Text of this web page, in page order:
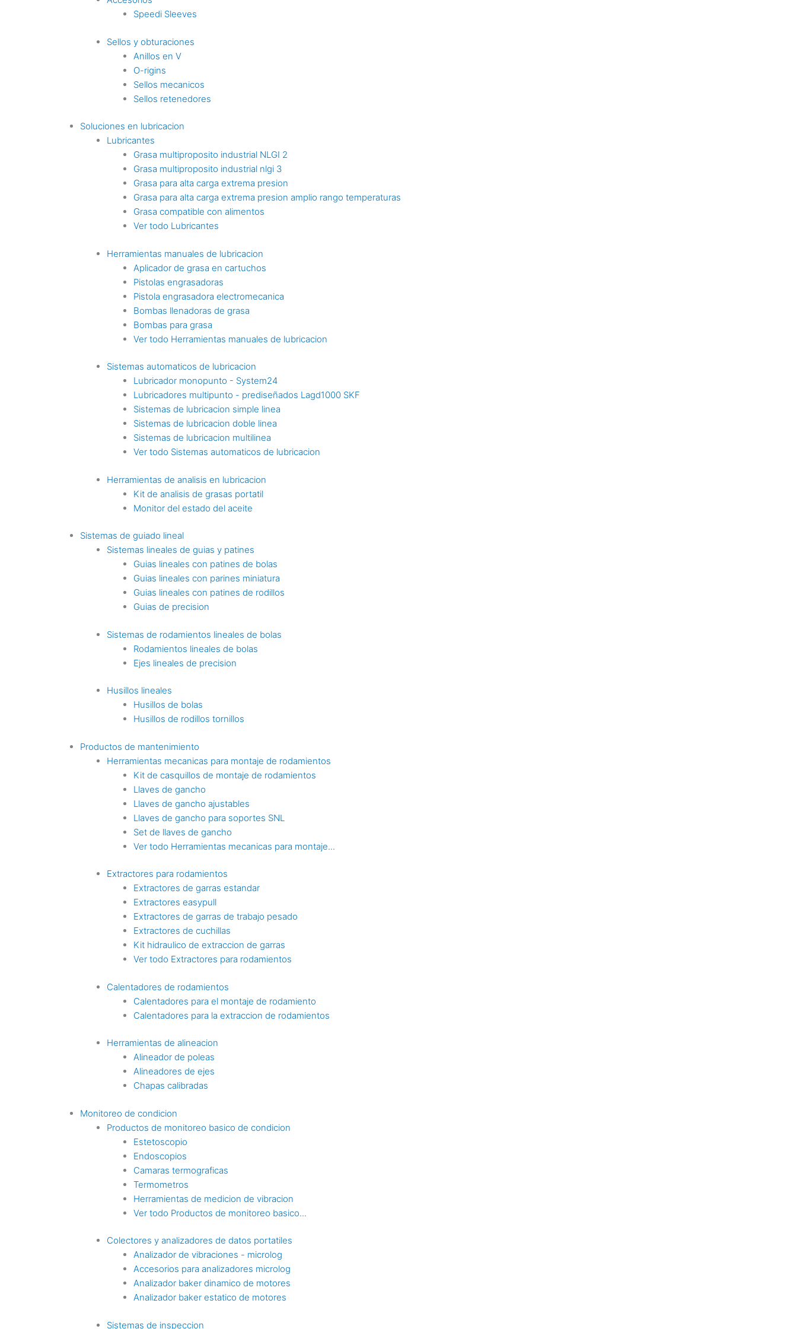
Speedi Sleeves
Sellos y obturaciones
Anillos en V
O-rigins
Sellos mecanicos
Sellos retenedores
Soluciones en lubricacion
Lubricantes
Grasa multiproposito industrial NLGI 2
Grasa multiproposito industrial nlgi 3
Grasa para alta carga extrema presion
Grasa para alta carga extrema presion amplio rango temperaturas
Grasa compatible con alimentos
Ver todo Lubricantes
Herramientas manuales de lubricacion
Aplicador de grasa en cartuchos
Pistolas engrasadoras
Pistola engrasadora electromecanica
Bombas llenadoras de grasa
Bombas para grasa
Ver todo Herramientas manuales de lubricacion
Sistemas automaticos de lubricacion
Lubricador monopunto - System24
Lubricadores multipunto - prediseñados Lagd1000 SKF
Sistemas de lubricacion simple linea
Sistemas de lubricacion doble linea
Sistemas de lubricacion multilinea
Ver todo Sistemas automaticos de lubricacion
Herramientas de analisis en lubricacion
Kit de analisis de grasas portatil
Monitor del estado del aceite
Sistemas de guiado lineal
Sistemas lineales de guias y patines
Guias lineales con patines de bolas
Guias lineales con parines miniatura
Guias lineales con patines de rodillos
Guias de precision
Sistemas de rodamientos lineales de bolas
Rodamientos lineales de bolas
Ejes lineales de precision
Husillos lineales
Husillos de bolas
Husillos de rodillos tornillos
Productos de mantenimiento
Herramientas mecanicas para montaje de rodamientos
Kit de casquillos de montaje de rodamientos
Llaves de gancho
Llaves de gancho ajustables
Llaves de gancho para soportes SNL
Set de llaves de gancho
Ver todo Herramientas mecanicas para montaje...
Extractores para rodamientos
Extractores de garras estandar
Extractores easypull
Extractores de garras de trabajo pesado
Extractores de cuchillas
Kit hidraulico de extraccion de garras
Ver todo Extractores para rodamientos
Calentadores de rodamientos
Calentadores para el montaje de rodamiento
Calentadores para la extraccion de rodamientos
Herramientas de alineacion
Alineador de poleas
Alineadores de ejes
Chapas calibradas
Monitoreo de condicion
Productos de monitoreo basico de condicion
Estetoscopio
Endoscopios
Camaras termograficas
Termometros
Herramientas de medicion de vibracion
Ver todo Productos de monitoreo basico...
Colectores y analizadores de datos portatiles
Analizador de vibraciones - microlog
Accesorios para analizadores microlog
Analizador baker dinamico de motores
Analizador baker estatico de motores
Sistemas de inspeccion